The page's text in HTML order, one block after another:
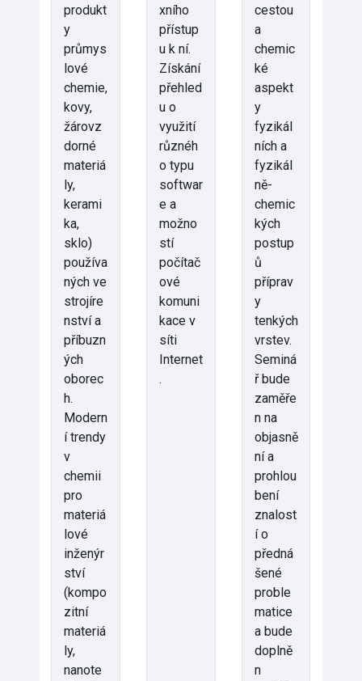
produkt
y
průmys
lové
chemie,
kovy,
žárovz
dorné
materiá
ly,
kerami
ka,
sklo)
používa
ných ve
strojíre
nství a
příbuzn
ých
oborec
h.
Modern
í trendy
v
chemii
pro
materiá
lové
inženýr
ství
(kompo
zitní
materiá
ly,
nanote
xního
přístup
u k ní.
Získání
přehled
u o
využití
různéh
o typu
softwar
e a
možno
stí
počítač
ové
komuni
kace v
síti
Internet
.
cestou
a
chemic
ké
aspekt
y
fyzikál
ních a
fyzikál
ně-
chemic
kých
postup
ů
příprav
y
tenkých
vrstev.
Seminá
ř bude
zaměře
n na
objasně
ní a
prohlou
bení
znalost
í o
předná
šené
proble
matice
a bude
doplně
n